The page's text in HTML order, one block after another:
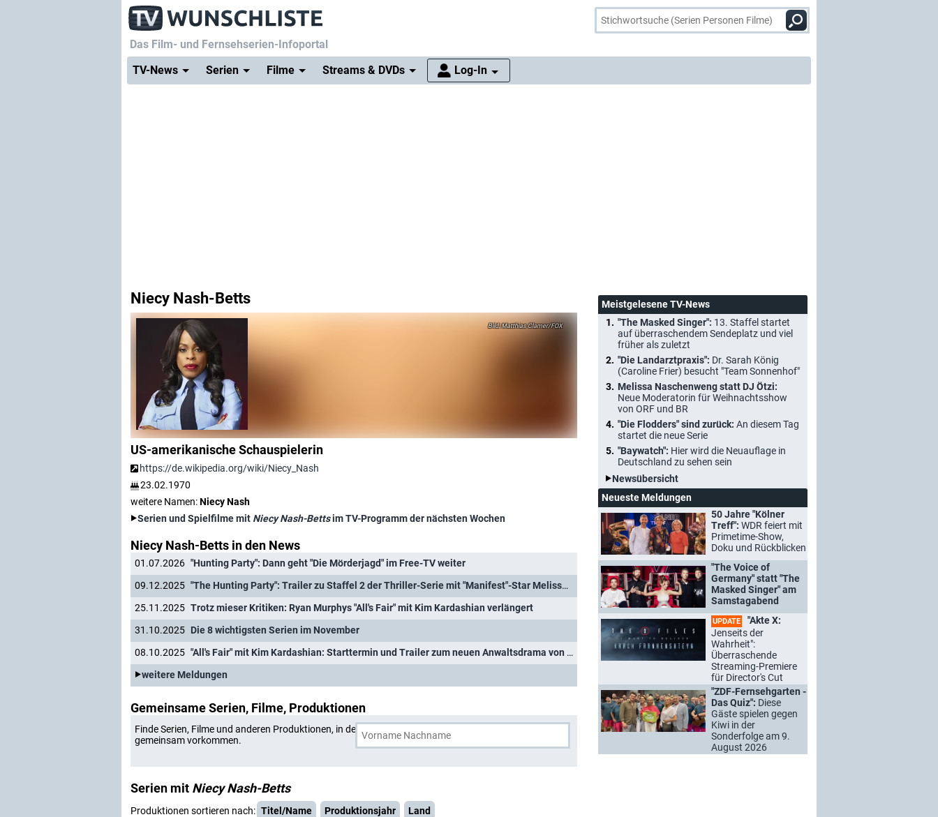
Das Film- und Fernsehserien-Infoportal
TV-News
Serien Filme Streams & DVDs Log-In
Niecy Nash-Betts
Matthias Clamer/FOX
US-amerikanische Schauspielerin
https://de.wikipedia.org/wiki/Niecy_Nash
23.02.1970
weitere Namen:Niecy Nash
Serien und Spielfilme mit Niecy Nash-Bettsim TV-Programm der nächsten Wochen
Niecy Nash-Betts in den News
01.07.2026 "Hunting Party": Dann geht "Die Mörderjagd" im Free-TV weiter
09.12.2025
"The Hunting Party": Trailer zu Staffel 2 der Thriller-Serie mit "Manifest"-Star Melissa Roxburgh enthüllt
25.11.2025 Trotz mieser Kritiken: Ryan Murphys "All's Fair" mit Kim Kardashian verlängert
31.10.2025 Die 8 wichtigsten Serien im November
08.10.2025
"All's Fair" mit Kim Kardashian: Starttermin und Trailer zum neuen Anwaltsdrama von Ryan Murphy
weitere Meldungen
Gemeinsame Serien, Filme, Produktionen
Finde Serien, Filme und anderen Produktionen, in denen Niecy Nash-Betts
gemeinsam vorkommen.
Serien mit Niecy Nash-Betts
Produktionen sortieren nach: Titel/Name Produktionsjahr Land
Meistgelesene TV-News
"The Masked Singer": 13. Staffel startet
auf überraschendem Sendeplatz und viel
früher als zuletzt
"Die Landarztpraxis": Dr. Sarah König
(Caroline Frier) besucht "Team Sonnenhof"
Melissa Naschenweng statt DJ Ötzi:
Neue Moderatorin für Weihnachtsshow
von ORF und BR
"Die Flodders" sind zurück: An diesem Tag
startet die neue Serie
"Baywatch": Hier wird die Neuauflage in
Deutschland zu sehen sein
Newsübersicht
Neueste Meldungen
50 Jahre "Kölner
Treff": WDR feiert mit
Primetime-Show,
Doku und Rückblicken
"The Voice of
Germany" statt "The
Masked Singer" am
Samstagabend
UPDATE
"Akte X:
Jenseits der
Wahrheit":
Überraschende
Streaming-Premiere
für Director's Cut
"ZDF-Fernsehgarten -
Das Quiz": Diese
Gäste spielen gegen
Kiwi in der
Sonderfolge am 9.
August 2026